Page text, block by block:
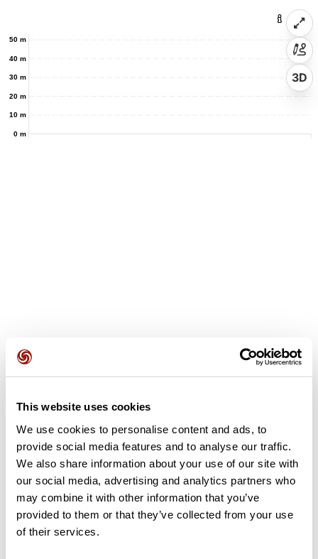
This website uses cookies
We use cookies to personalise content and ads, to
provide social media features and to analyse our traffic.
We also share information about your use of our site with
our social media, advertising and analytics partners who
may combine it with other information that you’ve
provided to them or that they’ve collected from your use
of their services.
0 m
10 m
20 m
30 m
40 m
50 m
3D
Recensioni degli utenti
Questo percorso non contiene ancora alcuna recensione.
L'hai già effettuato? Sii il primo a inviare una recensione!
Aggiungi una recensione